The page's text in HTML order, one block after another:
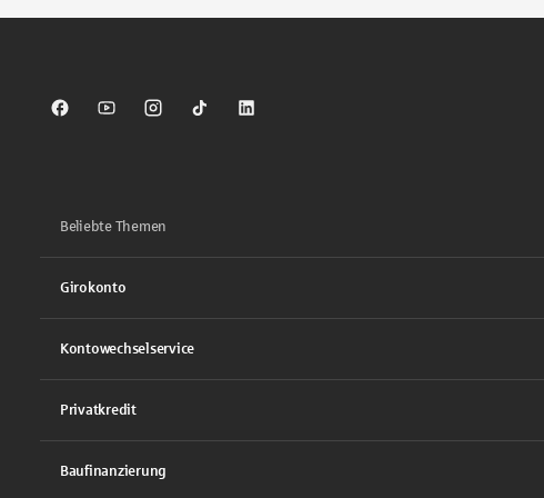
Sparkasse auf Facebook
Sparkasse auf Youtube
Sparkasse auf Instagram
Sparkasse auf TikTok
Sparkasse auf LinkedIn
Beliebte Themen
Girokonto
Kontowechselservice
Privatkredit
Baufinanzierung